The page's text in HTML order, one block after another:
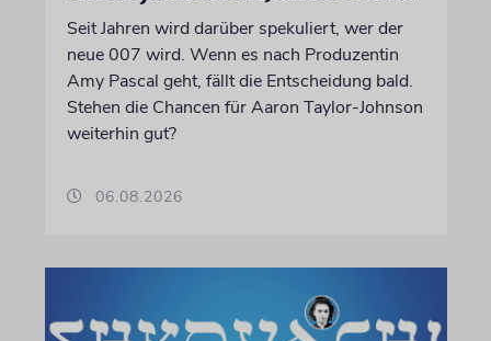
Seit Jahren wird darüber spekuliert, wer der
neue 007 wird. Wenn es nach Produzentin
Amy Pascal geht, fällt die Entscheidung bald.
Stehen die Chancen für Aaron Taylor-Johnson
weiterhin gut?
06.08.2026